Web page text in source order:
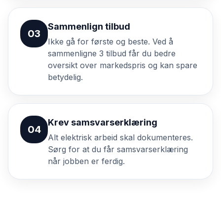
03
Sammenlign tilbud
Ikke gå for første og beste. Ved å
sammenligne 3 tilbud får du bedre
oversikt over markedspris og kan spare
betydelig.
04
Krev samsvarserklæring
Alt elektrisk arbeid skal dokumenteres.
Sørg for at du får samsvarserklæring
når jobben er ferdig.